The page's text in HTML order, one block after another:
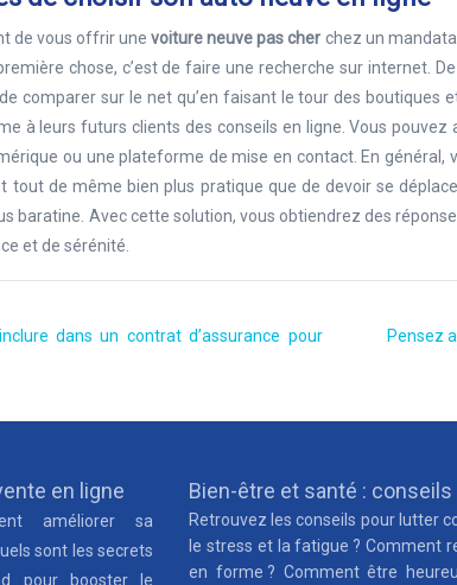
de vous offrir unevoiture neuve pas cher chez un
chose, c’est de faire une recherche sur internet.
comparer sur le net qu’en faisant le tour des boutiques
à leurs futurs clients des conseils en ligne. Vous
ou une plateforme de mise en contact. En général,
tout de même bien plus pratique que de devoir se
baratine. Avec cette solution, vous obtiendrez des
et de sérénité.
dans un contrat d’assurance pour
Pensez
en ligne
améliorer sa
sont les secrets
pour booster le
Bien-être et santé : conseils
Retrouvez les conseils pour lutter
le stress et la fatigue ? Comment
en forme ? Comment être